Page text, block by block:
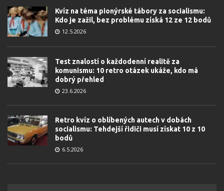
Kvíz na téma pionýrské tábory za socialismu:
Kdo je zažil, bez problému získá 12 ze 12 bodů
12.5.2026
Test znalostí o každodenní realitě za
komunismu: 10 retro otázek ukáže, kdo má
dobrý přehled
23.6.2026
Retro kvíz o oblíbených autech v dobách
socialismu: Tehdejší řidiči musí získat 10 z 10
bodů
6.5.2026